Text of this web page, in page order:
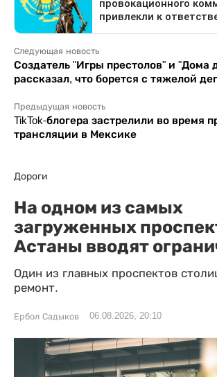
Следующая новость
Создатель "Игры престолов" и "Дома
рассказал, что борется с тяжелой
Предыдущая новость
TikTok-блогера застрелили во время
трансляции в Мексике
Дороги
На одном из самых
загруженных
Астаны вводят
Один из главных проспектов
ремонт.
Ербол Садыков 06.08.2026, 20:10